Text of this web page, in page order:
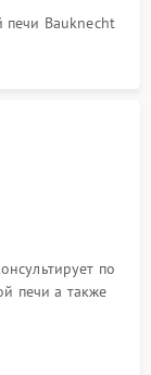
печи Bauknecht
по
печи а также